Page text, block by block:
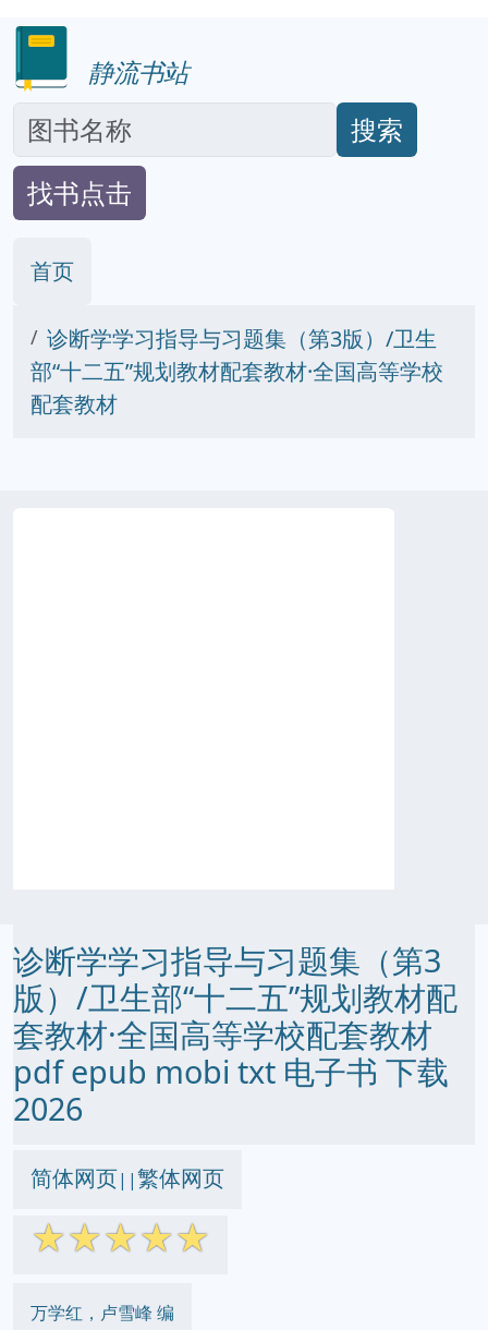
静流书站
搜索
找书点击
首页
诊断学学习指导与习题集（第3版）/卫生
部“十二五”规划教材配套教材·全国高等学校
配套教材
诊断学学习指导与习题集（第3
版）/卫生部“十二五”规划教材配
套教材·全国高等学校配套教材
pdf epub mobi txt 电子书 下载
2026
简体网页||繁体网页
☆☆☆☆☆
万学红，卢雪峰 编